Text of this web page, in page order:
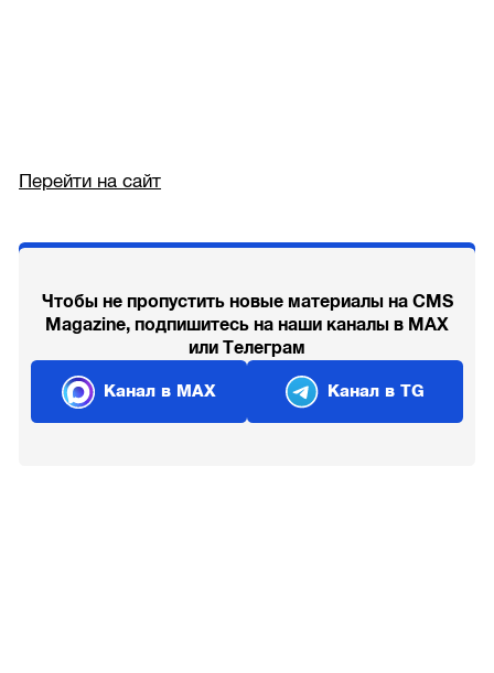
Перейти на сайт
Чтобы не пропустить новые материалы на CMS
Magazine, подпишитесь на наши каналы в MAX
или Телеграм
Канал в MAX Канал в TG